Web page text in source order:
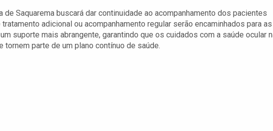
Saquarema buscará dar continuidade ao acompanhamento dos pacientes
adicional ou acompanhamento regular serão encaminhados para as
suporte mais abrangente, garantindo que os cuidados com a saúde ocular
parte de um plano contínuo de saúde.